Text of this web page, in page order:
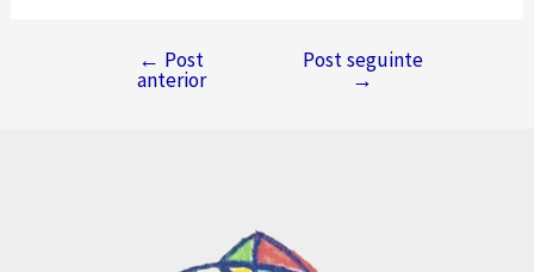
Navegação
← Post
anterior
Post seguinte
→